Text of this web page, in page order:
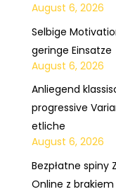
August 6, 2026
Selbige
geringe Einsatze
August 6, 2026
Anliegend
progressive
etliche
August 6, 2026
Bezpłatne
Online z